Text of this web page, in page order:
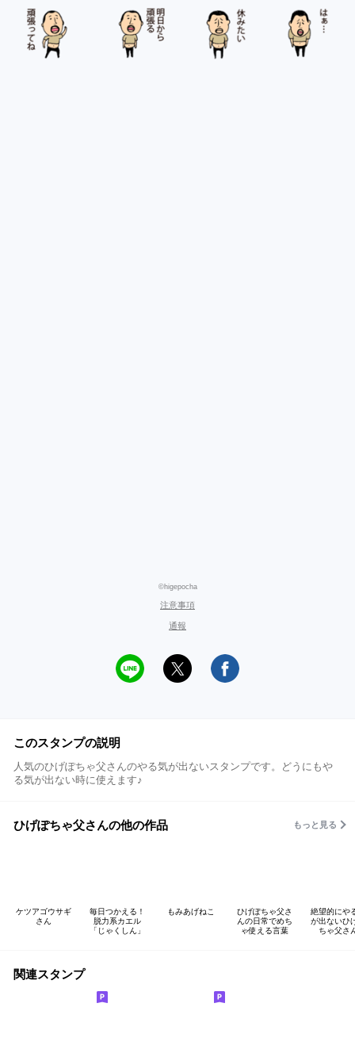
©higepocha
注意事項
通報
このスタンプの説明
人気のひげぽちゃ父さんのやる気が出ないスタンプです。どうにもや
る気が出ない時に使えます♪
ひげぽちゃ父さんの他の作品 もっと見る
ケツアゴウサギ
さん
毎日つかえる！
脱力系カエル
「じゃくしん」
もみあげねこ
ひげぽちゃ父さ
んの日常でめち
ゃ使える言葉
絶望的にや
が出ないひ
ちゃ父さ
関連スタンプ